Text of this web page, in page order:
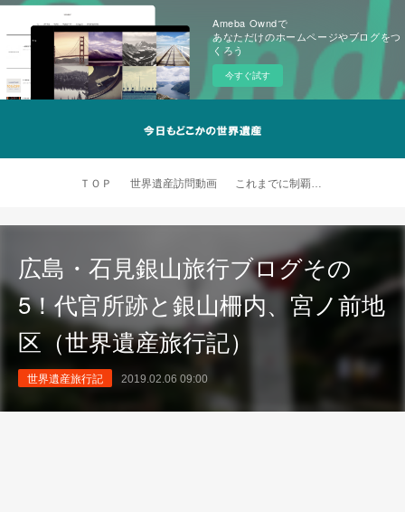
Ameba Owndで
あなただけのホームページやブログをつ
くろう
今すぐ試す
ＴＯＰ 世界遺産訪問動画 これまでに制覇した世界遺産
広島・石見銀山旅行ブログその
5！代官所跡と銀山柵内、宮ノ前地
区（世界遺産旅行記）
世界遺産旅行記 2019.02.06 09:00